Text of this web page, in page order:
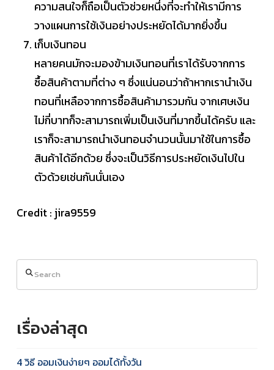
ความสนใจก็ถือเป็นตัวช่วยหนึ่งที่จะทำให้เรามีการ
วางแผนการใช้เงินอย่างประหยัดได้มากยิ่งขึ้น
เก็บเงินทอน
หลายคนมักจะมองข้ามเงินทอนที่เราได้รับจากการ
ซื้อสินค้าตามที่ต่าง ๆ ซึ่งแน่นอนว่าถ้าหากเรานำเงิน
ทอนที่เหลือจากการซื้อสินค้ามารวมกัน จากเศษเงิน
ไม่กี่บาทก็จะสามารถเพิ่มเป็นเงินที่มากขึ้นได้ครับ และ
เราก็จะสามารถนำเงินทอนจำนวนนั้นมาใช้ในการซื้อ
สินค้าได้อีกด้วย ซึ่งจะเป็นวิธีการประหยัดเงินไปใน
ตัวด้วยเช่นกันนั่นเอง
Credit : jira9559
Search
เรื่องล่าสุด
4 วิธี ออมเงินง่ายๆ ออมได้ทั้งวัน